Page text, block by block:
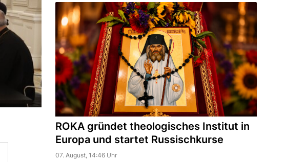
ROKA gründet theologisches Institut in
Europa und startet Russischkurse
07. August, 14:46 Uhr